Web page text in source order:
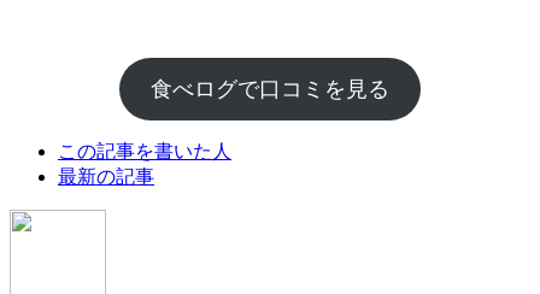
食べログで口コミを見る
following
tabs
change
この記事を書いた人
最新の記事